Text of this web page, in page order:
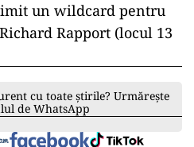
un wildcard pentru
Rapport (locul 13
cu toate știrile? Urmărește
de WhatsApp